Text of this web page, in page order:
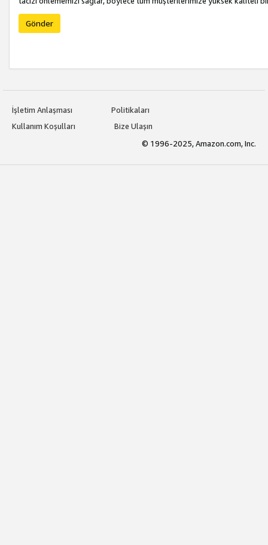
Gönder
İşletim Anlaşması
Politikaları
Kullanım Koşulları
Bize Ulaşın
© 1996-2025, Amazon.com, Inc.